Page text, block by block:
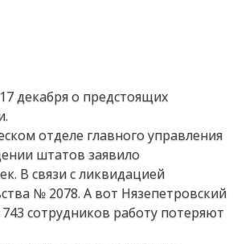
декабря о предстоящих
отделе главного управления
штатов заявило
В связи с ликвидацией
№ 2078. А вот Нязепетровский
сотрудников работу потеряют